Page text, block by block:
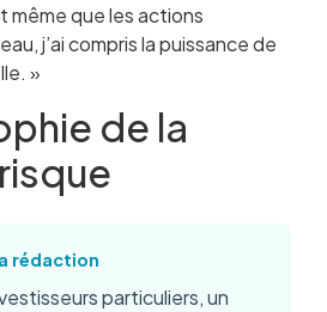
même que les actions
j’ai compris la puissance de
»
de la
rédaction
particuliers, un